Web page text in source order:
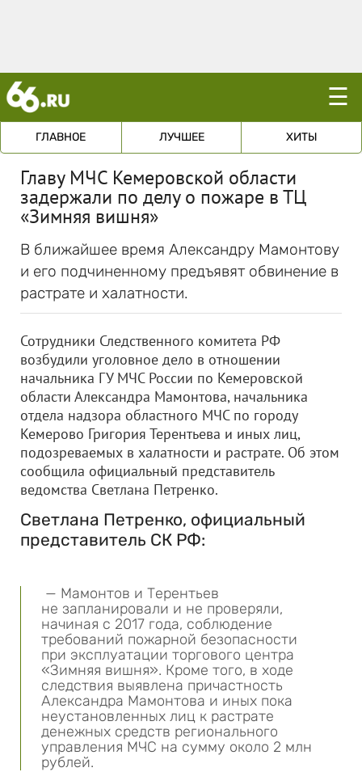
☰
ГЛАВНОЕ ЛУЧШЕЕ ХИТЫ
Главу МЧС Кемеровской области
задержали по делу о пожаре в ТЦ
«Зимняя вишня»
В ближайшее время Александру Мамонтову
и его подчиненному предъявят обвинение в
растрате и халатности.
Сотрудники Следственного комитета РФ
возбудили уголовное дело в отношении
начальника ГУ МЧС России по Кемеровской
области Александра Мамонтова, начальника
отдела надзора областного МЧС по городу
Кемерово Григория Терентьева и иных лиц,
подозреваемых в халатности и растрате. Об этом
сообщила официальный представитель
ведомства Светлана Петренко.
Светлана Петренко, официальный
представитель СК РФ:
— Мамонтов и Терентьев
не запланировали и не проверяли,
начиная с 2017 года, соблюдение
требований пожарной безопасности
при эксплуатации торгового центра
«Зимняя вишня». Кроме того, в ходе
следствия выявлена причастность
Александра Мамонтова и иных пока
неустановленных лиц к растрате
денежных средств регионального
управления МЧС на сумму около 2 млн
рублей.